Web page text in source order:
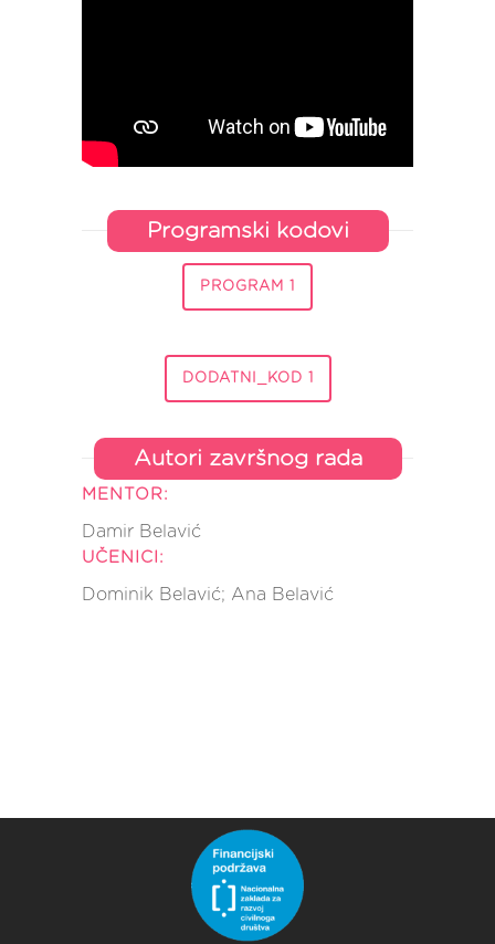
Programski kodovi
PROGRAM 1
DODATNI_KOD 1
Autori završnog rada
MENTOR:
Damir Belavić
UČENICI:
Dominik Belavić; Ana Belavić